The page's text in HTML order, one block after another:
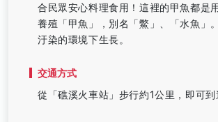
合民眾安心料理食用！這裡的甲魚都是
養殖「甲魚」，別名「鱉」、「水魚」
汙染的環境下生長。
交通方式
從「礁溪火車站」步行約1公里，即可到